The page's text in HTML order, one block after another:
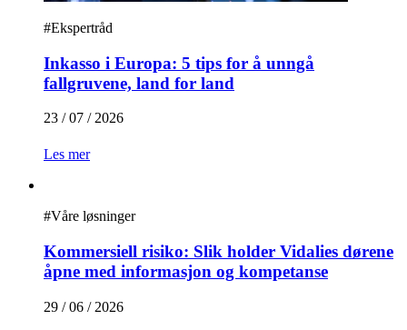
#Ekspertråd
Inkasso i Europa: 5 tips for å unngå
fallgruvene, land for land
23 / 07 / 2026
Les mer
#Våre løsninger
Kommersiell risiko: Slik holder Vidalies dørene
åpne med informasjon og kompetanse
29 / 06 / 2026